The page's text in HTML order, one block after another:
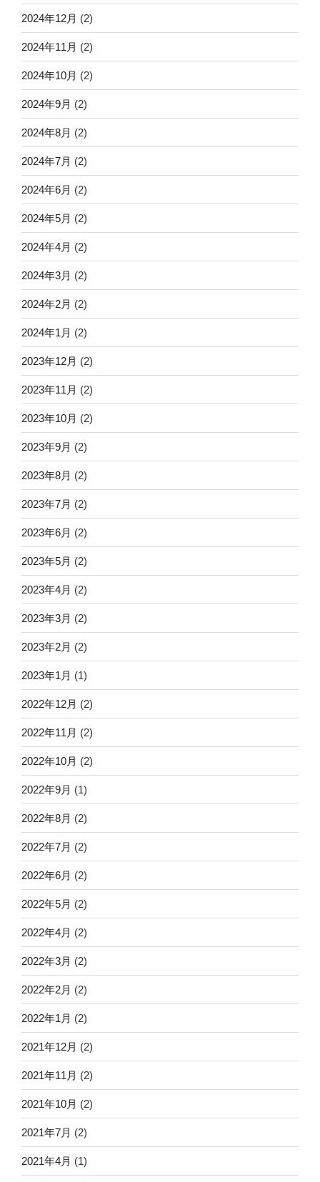
2024年12月 (2)
2024年11月 (2)
2024年10月 (2)
2024年9月 (2)
2024年8月 (2)
2024年7月 (2)
2024年6月 (2)
2024年5月 (2)
2024年4月 (2)
2024年3月 (2)
2024年2月 (2)
2024年1月 (2)
2023年12月 (2)
2023年11月 (2)
2023年10月 (2)
2023年9月 (2)
2023年8月 (2)
2023年7月 (2)
2023年6月 (2)
2023年5月 (2)
2023年4月 (2)
2023年3月 (2)
2023年2月 (2)
2023年1月 (1)
2022年12月 (2)
2022年11月 (2)
2022年10月 (2)
2022年9月 (1)
2022年8月 (2)
2022年7月 (2)
2022年6月 (2)
2022年5月 (2)
2022年4月 (2)
2022年3月 (2)
2022年2月 (2)
2022年1月 (2)
2021年12月 (2)
2021年11月 (2)
2021年10月 (2)
2021年7月 (2)
2021年4月 (1)